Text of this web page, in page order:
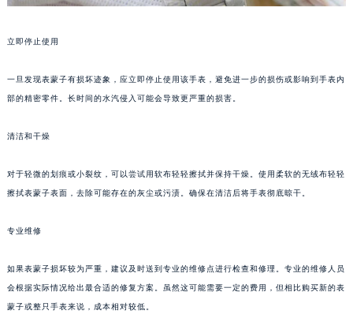
立即停止使用
一旦发现表蒙子有损坏迹象，应立即停止使用该手表，避免进一步的损伤或影响到手表内
部的精密零件。长时间的水汽侵入可能会导致更严重的损害。
清洁和干燥
对于轻微的划痕或小裂纹，可以尝试用软布轻轻擦拭并保持干燥。使用柔软的无绒布轻轻
擦拭表蒙子表面，去除可能存在的灰尘或污渍。确保在清洁后将手表彻底晾干。
专业维修
如果表蒙子损坏较为严重，建议及时送到专业的维修点进行检查和修理。专业的维修人员
会根据实际情况给出最合适的修复方案。虽然这可能需要一定的费用，但相比购买新的表
蒙子或整只手表来说，成本相对较低。